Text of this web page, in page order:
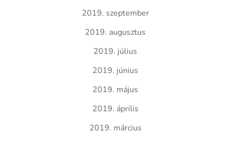
2019. szeptember
2019. augusztus
2019. július
2019. június
2019. május
2019. április
2019. március